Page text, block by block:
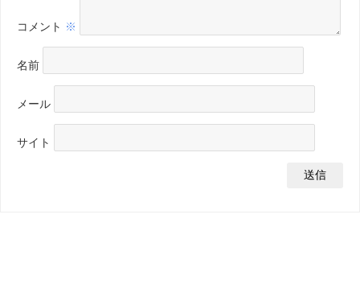
コメント ※
名前
メール
サイト